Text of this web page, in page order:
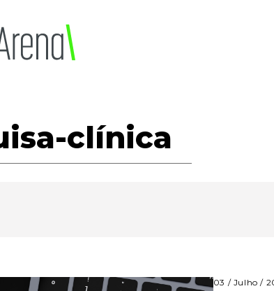
clínica
03 / Julho /